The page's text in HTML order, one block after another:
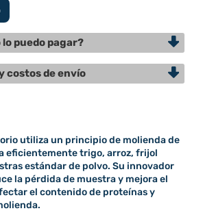
lo puedo pagar?
costos de envío
utiliza un principio de molienda de
eficientemente trigo, arroz, frijol
estándar de polvo. Su innovador
la pérdida de muestra y mejora el
el contenido de proteínas y